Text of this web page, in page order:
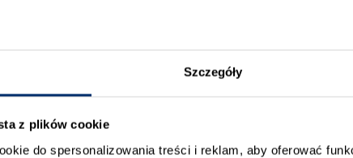
Szczegóły
z plików cookie
do spersonalizowania treści i reklam, aby oferować